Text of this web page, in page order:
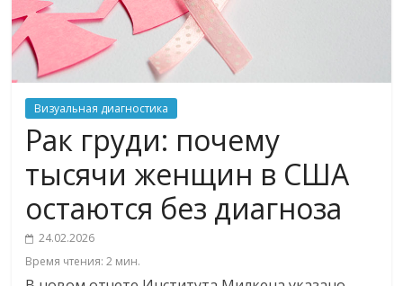
Визуальная диагностика
Рак груди: почему
тысячи женщин в США
остаются без диагноза
24.02.2026
Время чтения:2 мин.